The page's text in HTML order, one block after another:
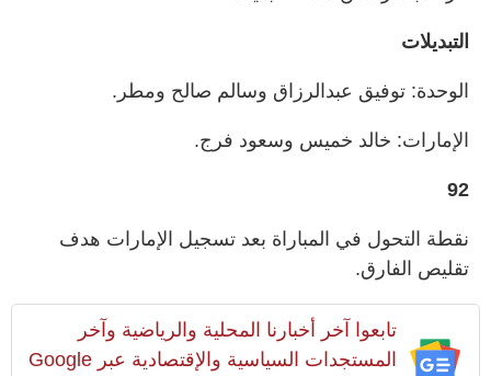
التبديلات
الوحدة: توفيق عبدالرزاق وسالم صالح ومطر.
الإمارات: خالد خميس وسعود فرج.
92
نقطة التحول في المباراة بعد تسجيل الإمارات هدف
تقليص الفارق.
تابعوا آخر أخبارنا المحلية والرياضية وآخر
المستجدات السياسية والإقتصادية عبر Google